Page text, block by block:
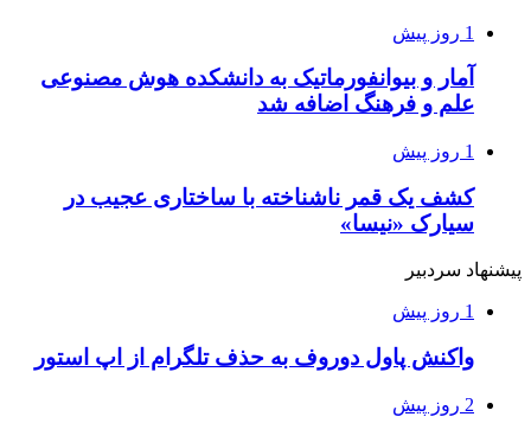
1 روز پیش
آمار و بیوانفورماتیک به دانشکده هوش مصنوعی
علم و فرهنگ اضافه شد
1 روز پیش
کشف یک قمر ناشناخته با ساختاری عجیب در
سیارک «نیسا»
پیشنهاد سردبیر
1 روز پیش
واکنش پاول دوروف به حذف تلگرام از اپ استور
2 روز پیش